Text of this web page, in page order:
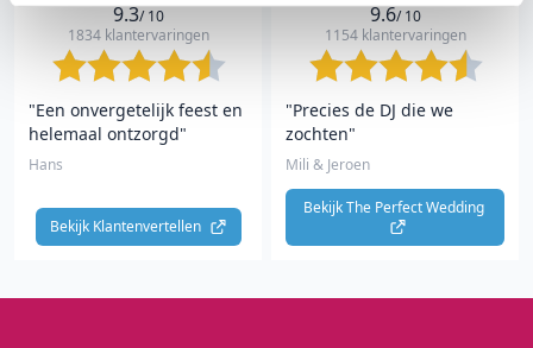
9.3/ 10
1834 klantervaringen
"Een onvergetelijk feest en
helemaal ontzorgd"
Hans
Bekijk Klantenvertellen
9.6/ 10
1154 klantervaringen
"Precies de DJ die we
zochten"
Mili & Jeroen
Bekijk The Perfect Wedding